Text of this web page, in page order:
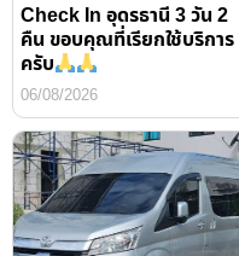
Check In อุดรธานี 3 วัน 2
คืน ขอบคุณที่เรียกใช้บริการ
ครับ
06/08/2026